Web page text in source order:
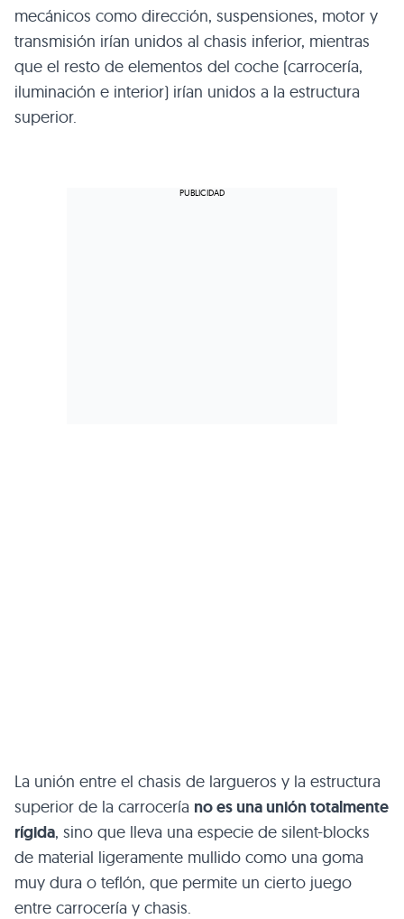
mecánicos como dirección, suspensiones, motor y
transmisión irían unidos al chasis inferior, mientras
que el resto de elementos del coche (carrocería,
iluminación e interior) irían unidos a la estructura
superior.
La unión entre el chasis de largueros y la estructura
superior de la carrocería no es una unión totalmente
rígida, sino que lleva una especie de silent-blocks
de material ligeramente mullido como una goma
muy dura o teflón, que permite un cierto juego
entre carrocería y chasis.